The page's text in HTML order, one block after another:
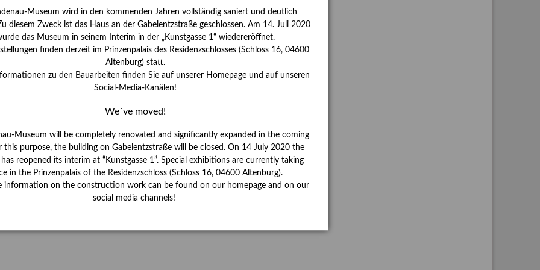
Publikationen
& Editionen
Forschung
Museum wird in den kommenden Jahren vollständig saniert und deutlich
diesem Zweck ist das Haus an der Gabelentzstraße geschlossen. Am 14. Juli 2020
das Museum in seinem Interim in der „Kunstgasse 1“ wiedereröffnet.
finden derzeit im Prinzenpalais des Residenzschlosses (Schloss 16, 04600
Altenburg) statt.
zu den Bauarbeiten finden Sie auf unserer Homepage und auf unseren
Social-Media-Kanälen!
We´ve moved!
Museum will be completely renovated and significantly expanded in the coming
this purpose, the building on Gabelentzstraße will be closed. On 14 July 2020 the
reopened its interim at “Kunstgasse 1”. Special exhibitions are currently taking
in the Prinzenpalais of the Residenzschloss (Schloss 16, 04600 Altenburg).
information on the construction work can be found on our homepage and on our
social media channels!